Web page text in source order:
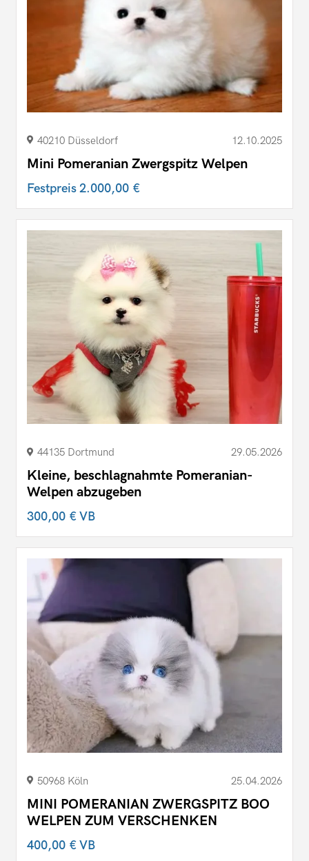
40210 Düsseldorf 12.10.2025
Mini Pomeranian Zwergspitz Welpen
Festpreis2.000,00 €
44135 Dortmund 29.05.2026
Kleine, beschlagnahmte Pomeranian-
Welpen abzugeben
300,00 €VB
50968 Köln 25.04.2026
MINI POMERANIAN ZWERGSPITZ BOO
WELPEN ZUM VERSCHENKEN
400,00 €VB